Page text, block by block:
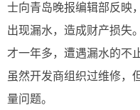
士向青岛晚报编辑部反映
出现漏水，造成财产损失
才一年多，遭遇漏水的不
虽然开发商组织过维修，
量问题。